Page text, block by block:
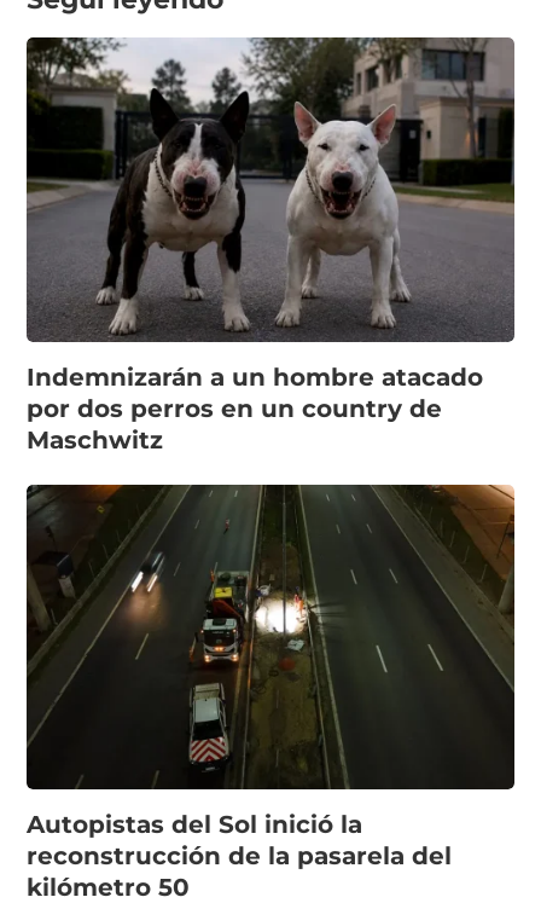
Indemnizarán a un hombre atacado
por dos perros en un country de
Maschwitz
Autopistas del Sol inició la
reconstrucción de la pasarela del
kilómetro 50